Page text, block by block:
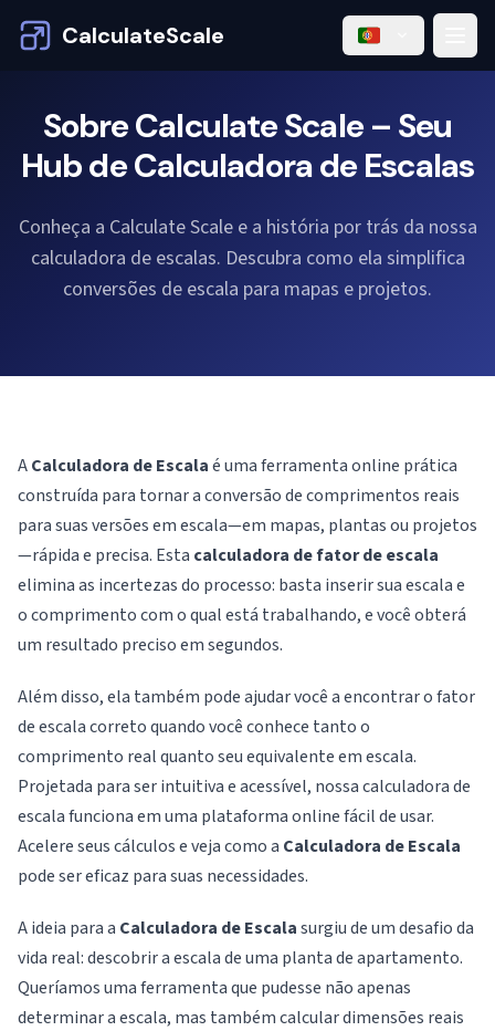
CalculateScale
Sobre Calculate Scale – Seu
Hub de Calculadora de Escalas
Conheça a Calculate Scale e a história por trás da nossa
calculadora de escalas. Descubra como ela simplifica
conversões de escala para mapas e projetos.
ACalculadora de Escalaé uma ferramenta online prática
construída para tornar a conversão de comprimentos reais
para suas versões em escala—em mapas, plantas ou projetos
—rápida e precisa. Esta calculadora de fator de escala
elimina as incertezas do processo: basta inserir sua escala e
o comprimento com o qual está trabalhando, e você obterá
um resultado preciso em segundos.
Além disso, ela também pode ajudar você a encontrar o fator
de escala correto quando você conhece tanto o
comprimento real quanto seu equivalente em escala.
Projetada para ser intuitiva e acessível, nossa calculadora de
escala funciona em uma plataforma online fácil de usar.
Acelere seus cálculos e veja como a Calculadora de Escala
pode ser eficaz para suas necessidades.
A ideia para a Calculadora de Escalasurgiu de um desafio da
vida real: descobrir a escala de uma planta de apartamento.
Queríamos uma ferramenta que pudesse não apenas
determinar a escala, mas também calcular dimensões reais